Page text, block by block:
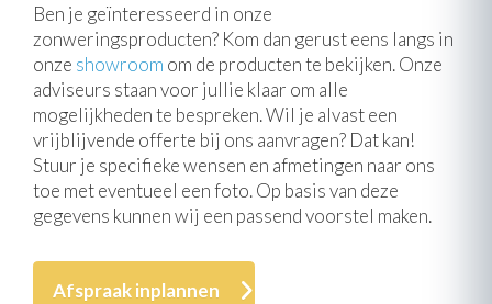
Ben je geïnteresseerd in onze
zonweringsproducten? Kom dan gerust eens langs in
onze showroom om de producten te bekijken. Onze
adviseurs staan voor jullie klaar om alle
mogelijkheden te bespreken. Wil je alvast een
vrijblijvende offerte bij ons aanvragen? Dat kan!
Stuur je specifieke wensen en afmetingen naar ons
toe met eventueel een foto. Op basis van deze
gegevens kunnen wij een passend voorstel maken.
Afspraak inplannen